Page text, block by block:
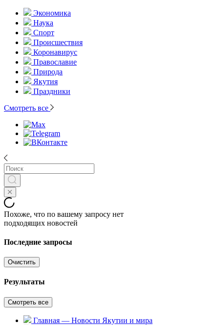
Экономика
Наука
Спорт
Происшествия
Коронавирус
Православие
Природа
Якутия
Праздники
Смотреть все
Похоже, что по вашему запросу нет
подходящих новостей
Последние запросы
Очистить
Результаты
Смотреть все
Главная — Новости Якутии и мира